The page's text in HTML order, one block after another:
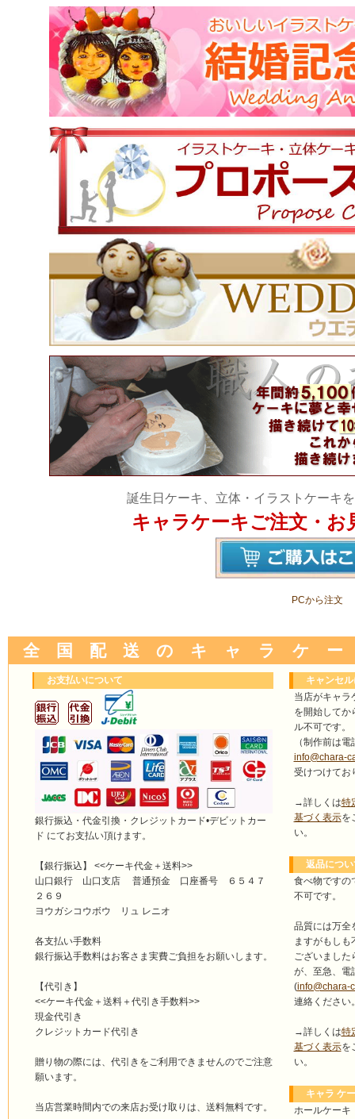
誕生日ケーキ、立体・イラストケーキ
キャラケーキご注文・お
PCから注文
全 国 配 送 の キ ャ ラ ケ
お支払いについて
銀行振込・代金引換・クレジットカード•デビットカー
ド にてお支払い頂けます。
【銀行振込】 <<ケーキ代金＋送料>>
山口銀行 山口支店 普通預金 口座番号 ６５４７
２６９
ヨウガシコウボウ リュ レニオ
各支払い手数料
銀行振込手数料はお客さま実費ご負担をお願いします。
【代引き】
<<ケーキ代金＋送料＋代引き手数料>>
現金代引き
クレジットカード代引き
贈り物の際には、代引きをご利用できませんのでご注意
願います。
当店営業時間内での来店お受け取りは、送料無料です。
キャンセル
当店がキャラ
を開始してか
ル不可です。
（制作前は
info@chara-
受けつけてお
→詳しくは特
基づく表示を
い。
返品につい
食べ物ですの
不可です。
品質には万全
ますがもしも
ございました
が、至急、電
(info@chara-
連絡ください
→詳しくは特
基づく表示を
い。
キャラ ケ
ホールケーキ